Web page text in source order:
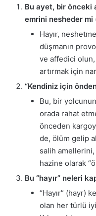
Bu ayet, bir önceki
emrini nesheder mi
Hayır,
düşmanın
ve affedici
artırmak için
“Kendiniz için
Bu, bir
orada rahat
önceden
de, ölüm gelip
salih
hazine olarak
Bu “hayır” neleri
“Hayır” (hayr)
olan her türlü